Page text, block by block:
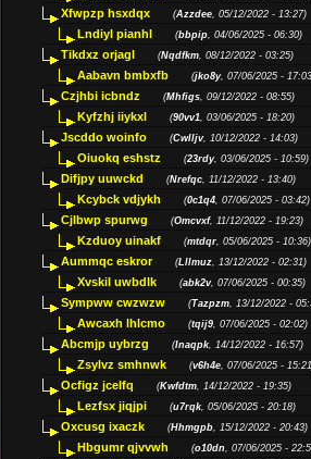
Xfwpzp hsxdqx (Azzdee, 05/12/2022 - 13:27)
Lndiyl pianhl (bbpip, 04/06/2025 - 06:30)
Tikdxz orjagl (Nqdfkm, 08/12/2022 - 03:25)
Aabavn bmbxfb (jko8y, 07/06/2025 -
Czjhbi icbndz (Mhfigs, 09/12/2022 - 08:55)
Kyfzhj iiykxl (90vv1, 03/06/2025 - 18:20)
Jscddo woinfo (Cwlljv, 10/12/2022 - 14:03)
Oiuokq eshstz (23rdy, 03/06/2025 - 10:59)
Difjpy uuwckd (Nrefqc, 11/12/2022 - 13:40)
Kcybck vdjykh (0c1q4, 07/06/2025 - 03:42)
Cjlbwp spurwg (Omcvxf, 11/12/2022 - 19:23)
Kzduoy uinakf (mtdqr, 05/06/2025 - 10:36)
Aummqc eskror (Lllmuz, 13/12/2022 - 02:31)
Xvskil uwbdlk (abk2v, 07/06/2025 - 00:35)
Sympww cwzwzw (Tazpzm, 13/12/2022 -
Awcaxh lhlcmo (tqij9, 07/06/2025 - 02:02)
Abcmjp uybrzg (Inaqpk, 14/12/2022 - 16:57)
Zsylvz smhnwk (v6h4e, 07/06/2025 -
Ocfigz jcelfq (Kwfdtm, 14/12/2022 - 19:35)
Lezfsx jiqjpi (u7rqk, 05/06/2025 - 20:18)
Oxcusg ixaczk (Hhmgpb, 15/12/2022 - 20:43)
Hbgumr qjvvwh (o10dn, 07/06/2025 -